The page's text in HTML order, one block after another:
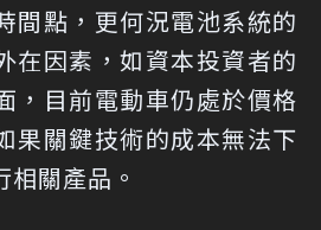
間點，更何況電池系統的
在因素，如資本投資者的
，目前電動車仍處於價格
果關鍵技術的成本無法下
關產品。